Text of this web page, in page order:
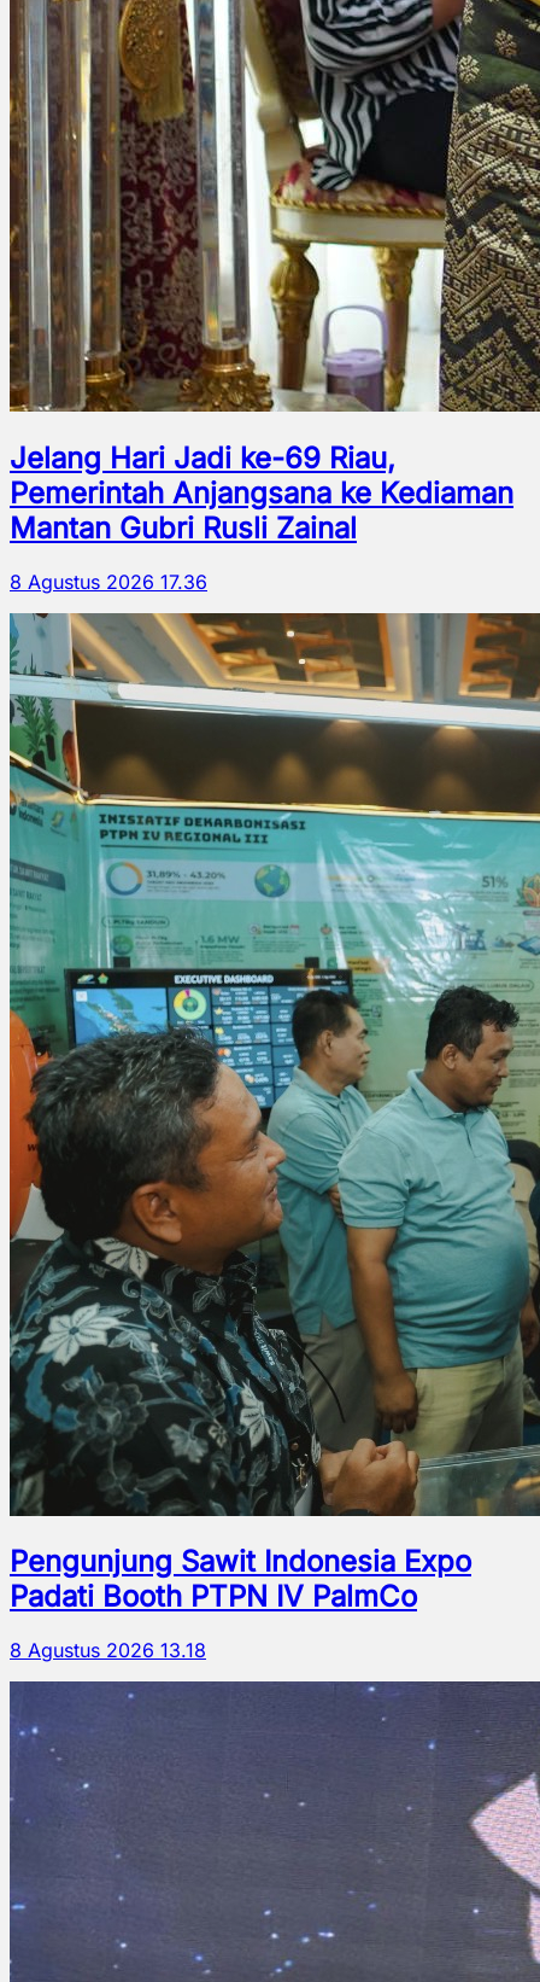
Jelang Hari Jadi ke-69 Riau,
Pemerintah Anjangsana ke Kediaman
Mantan Gubri Rusli Zainal
8 Agustus 2026 17.36
Pengunjung Sawit Indonesia Expo
Padati Booth PTPN IV PalmCo
8 Agustus 2026 13.18